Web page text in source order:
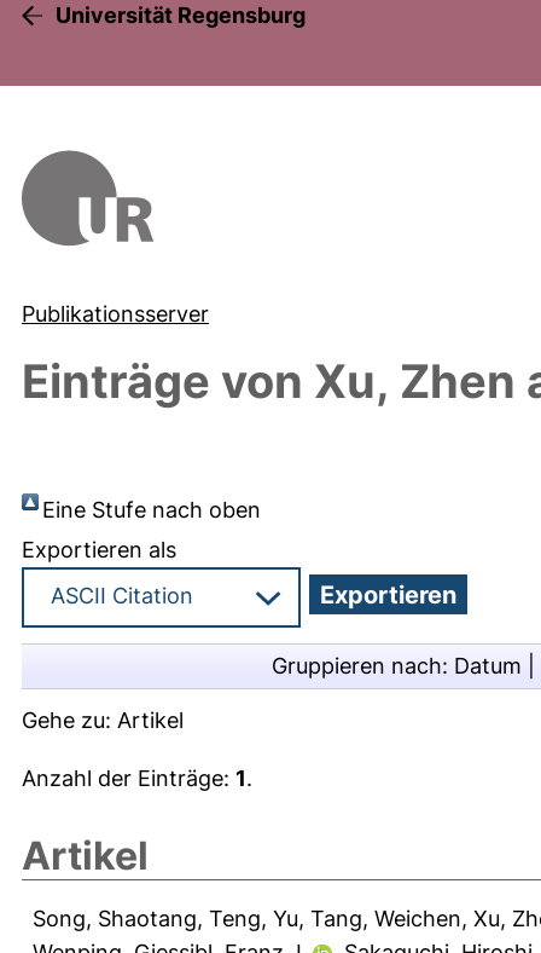
Universität Regensburg
Publikationsserver
Einträge von Xu, Zhen
Eine Stufe nach oben
Exportieren als
Gruppieren nach: Datum
Gehe zu: Artikel
Anzahl der Einträge: 1.
Artikel
Song, Shaotang, Teng, Yu, Tang, Weichen, Xu,